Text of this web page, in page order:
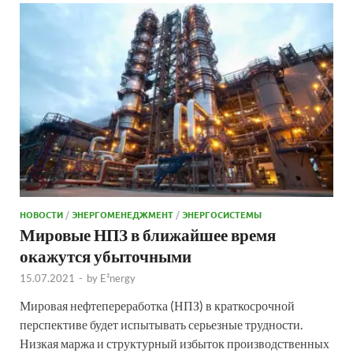
НОВОСТИ /ЭНЕРГОМЕНЕДЖМЕНТ /ЭНЕРГОСИСТЕМЫ
Мировые НПЗ в ближайшее время
окажутся убыточными
15.07.2021 - by E²nergy
Мировая нефтепереработка (НПЗ) в краткосрочной
перспективе будет испытывать серьезные трудности.
Низкая маржа и структурный избыток производственных